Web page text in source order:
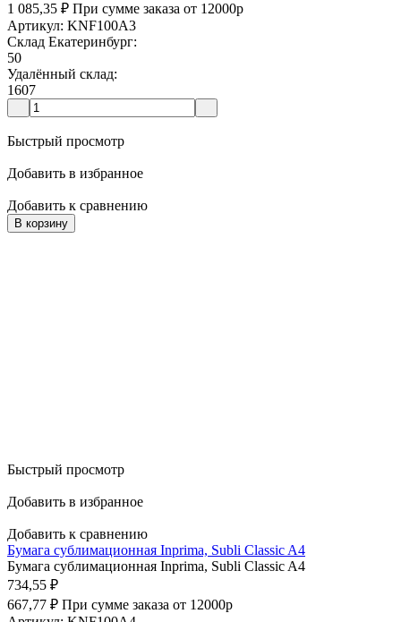
1 085,35 ₽ При сумме заказа от 12000р
Артикул: KNF100A3
Склад Екатеринбург:
50
Удалённый склад:
1607
Быстрый просмотр
Добавить в избранное
Добавить к сравнению
В корзину
Быстрый просмотр
Добавить в избранное
Добавить к сравнению
Бумага сублимационная Inprima, Subli Classic A4
Бумага сублимационная Inprima, Subli Classic A4
734,55 ₽
667,77 ₽ При сумме заказа от 12000р